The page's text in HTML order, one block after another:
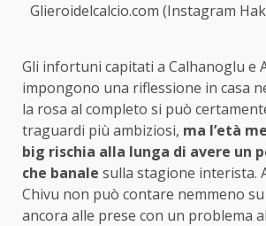
Glieroidelcalcio.com (Instagram
Gli infortuni capitati a Calhanoglu e
impongono una riflessione in casa
la rosa al completo si può
traguardi più ambiziosi, ma l’età
big rischia alla lunga di avere un
che banale sulla stagione interista.
Chivu non può contare nemmeno
ancora alle prese con un problema